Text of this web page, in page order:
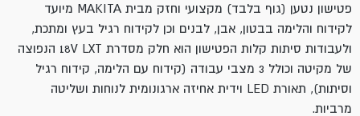
פטישון נטען (גוף בלבד) מקצועי וחזק מבית MAKITA מיועד
לקידוח והלימה בבטון, אבן, לבנים וכן לקידוח רגיל בעץ ומתכת,
ולעבודות סיתות קלות הפטישון הוא חלק מסדרת
18 V LXT הנפוצה
של מקיטה וכולל 3 מצבי עבודה (קידוח עם הלימה, קידוח רגיל
וסיתות), תאורת LED וידית אחיזה ארגונומית לנוחות ושליטה
מרביות.